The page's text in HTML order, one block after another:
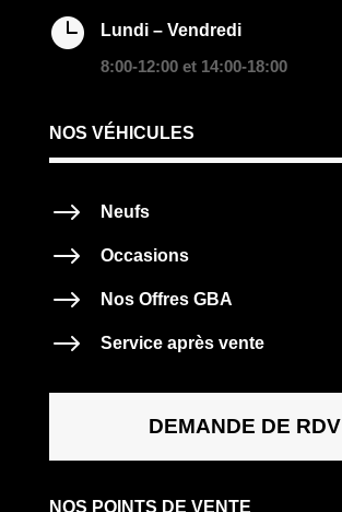

Lundi – Vendredi
8:00-12:00 et 14:00-18:00
NOS VÉHICULES
$ Neufs
$ Occasions
$ Nos Offres GBA
$ Service après vente
DEMANDE DE RDV
NOS POINTS DE VENTE